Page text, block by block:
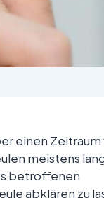
einen Zeitraum
meistens
betroffenen
abklären zu